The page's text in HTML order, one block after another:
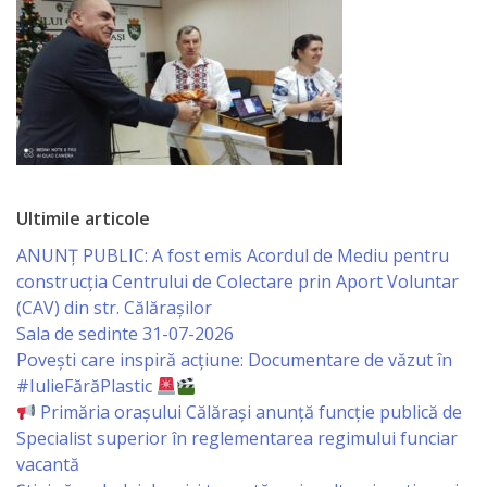
şi
Comerţ
Specialist
Problemele
Tineretului
şi
Sportului
Specialist
pentru
Planificare,
Ultimile articole
ANUNȚ PUBLIC: A fost emis Acordul de Mediu pentru
construcția Centrului de Colectare prin Aport Voluntar
(CAV) din str. Călărașilor
Sala de sedinte 31-07-2026
Povești care inspiră acțiune: Documentare de văzut în
#IulieFărăPlastic
Primăria orașului Călărași anunță funcție publică de
Specialist superior în reglementarea regimului funciar
vacantă